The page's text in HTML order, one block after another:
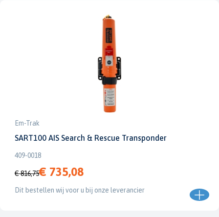
Em-Trak
SART100 AIS Search & Rescue Transponder
409-0018
€ 816,75€ 735,08
Dit bestellen wij voor u bij onze leverancier